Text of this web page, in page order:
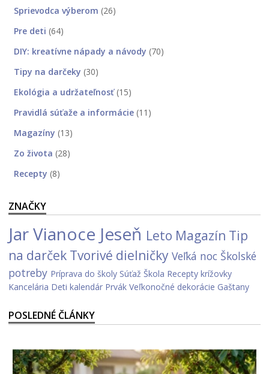
Sprievodca výberom (26)
Pre deti (64)
DIY: kreatívne nápady a návody (70)
Tipy na darčeky (30)
Ekológia a udržateľnosť (15)
Pravidlá súťaže a informácie (11)
Magazíny (13)
Zo života (28)
Recepty (8)
ZNAČKY
JarVianoce Jeseň Leto Magazín Tip
na darček Tvorivé dielničky Veľká noc Školské
potreby Príprava do školy Súťaž Škola Recepty krížovky
Kancelária Deti kalendár Prvák Veľkonočné dekorácie Gaštany
POSLEDNÉ ČLÁNKY